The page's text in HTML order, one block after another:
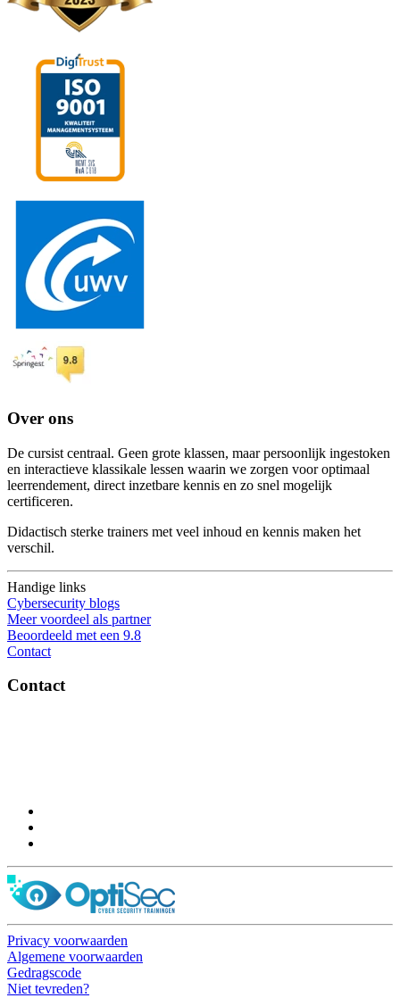
Over ons
De cursist centraal. Geen grote klassen, maar persoonlijk ingestoken
en interactieve klassikale lessen waarin we zorgen voor optimaal
leerrendement, direct inzetbare kennis en zo snel mogelijk
certificeren.
Didactisch sterke trainers met veel inhoud en kennis maken het
verschil.
Handige links
Cybersecurity blogs
Meer voordeel als partner
Beoordeeld met een 9.8
Contact
Contact
Privacy voorwaarden
Algemene voorwaarden
Gedragscode
Niet tevreden?